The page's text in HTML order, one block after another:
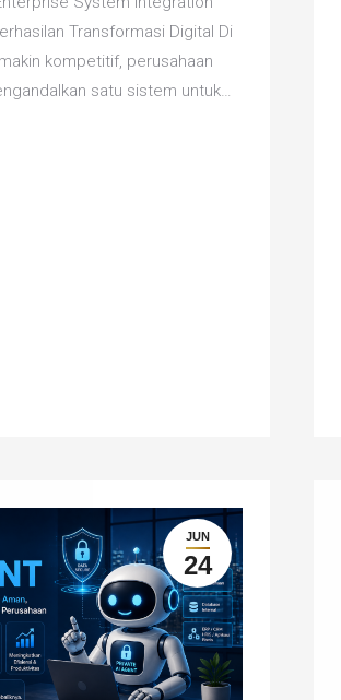
Transformasi Digital Di
kompetitif, perusahaan
satu sistem untuk…
JUN
24